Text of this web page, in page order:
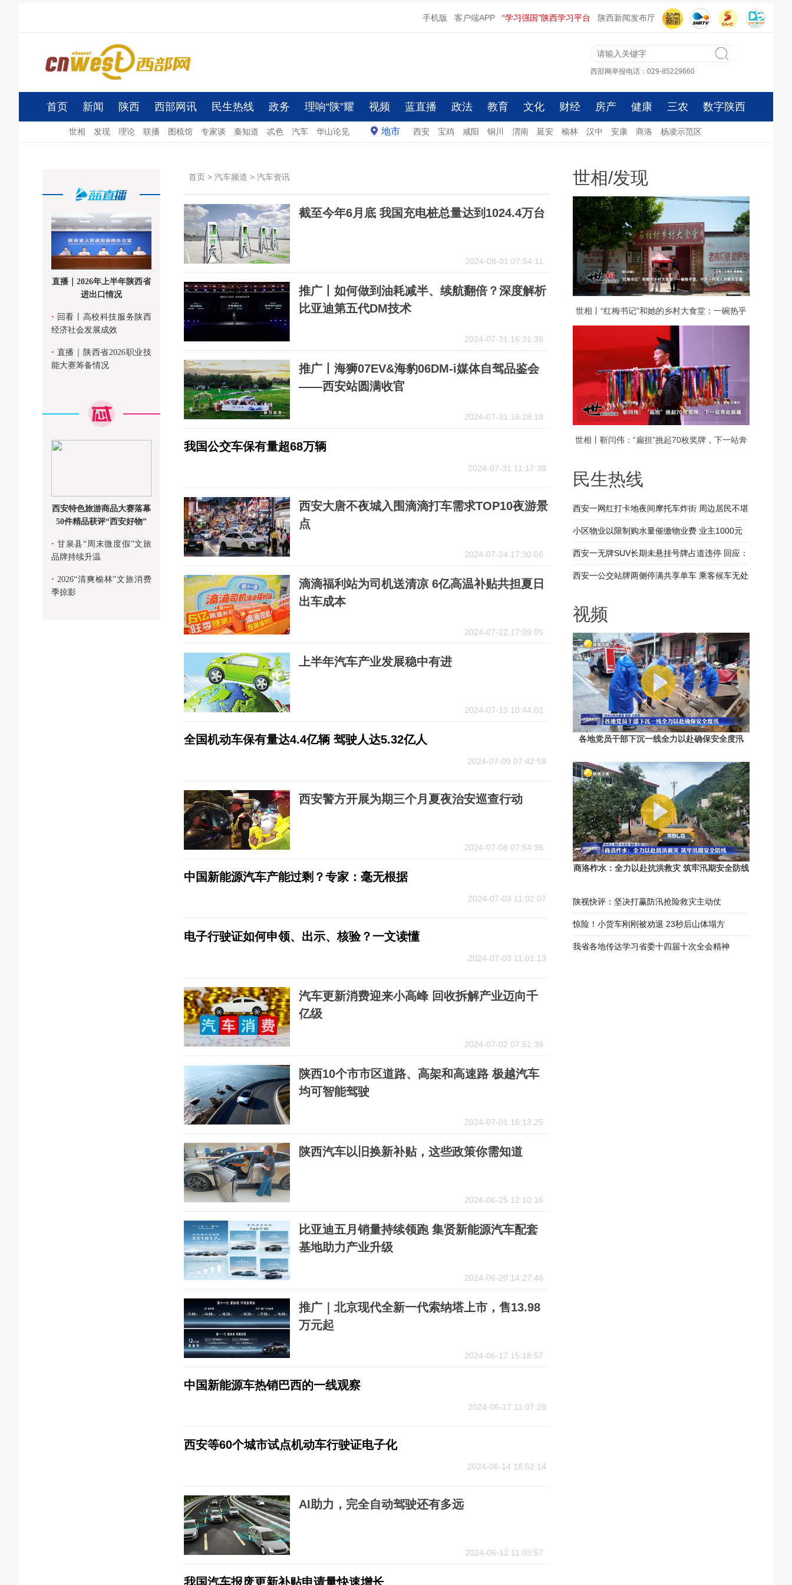
手机版 客户端APP “学习强国”陕西学习平台 陕西新闻发布厅
西部网举报电话：029-85229660
首页 新闻 陕西 西部网讯 民生热线 政务 理响“陕”耀 视频 蓝直播 政法 教育 文化 财经 房产 健康 三农 数字陕西
世相 发现 理论 联播 图梳馆 专家谈 秦知道 忒色 汽车 华山论见 地市 西安 宝鸡 咸阳 铜川 渭南 延安 榆林 汉中 安康 商洛 杨凌示范区
直播｜2026年上半年陕西省
进出口情况
·
回看丨高校科技服务陕西
经济社会发展成效
· 直播｜陕西省2026职业技
能大赛筹备情况
西安特色旅游商品大赛落幕
50件精品获评“西安好物”
· 甘泉县“周末微度假”文旅
品牌持续升温
· 2026“清爽榆林”文旅消费
季掠影
首页 > 汽车频道 > 汽车资讯
截至今年6月底 我国充电桩总量达到1024.4万台
2024-08-01 07:54:11
推广丨如何做到油耗减半、续航翻倍？深度解析
比亚迪第五代DM技术
2024-07-31 16:31:36
推广丨海狮07EV&海豹06DM-i媒体自驾品鉴会
——西安站圆满收官
2024-07-31 16:28:18
我国公交车保有量超68万辆
2024-07-31 11:17:38
西安大唐不夜城入围滴滴打车需求TOP10夜游景
点
2024-07-24 17:30:06
滴滴福利站为司机送清凉 6亿高温补贴共担夏日
出车成本
2024-07-22 17:09:05
上半年汽车产业发展稳中有进
2024-07-13 10:44:02
全国机动车保有量达4.4亿辆 驾驶人达5.32亿人
2024-07-09 07:42:58
西安警方开展为期三个月夏夜治安巡查行动
2024-07-08 07:54:36
中国新能源汽车产能过剩？专家：毫无根据
2024-07-03 11:02:07
电子行驶证如何申领、出示、核验？一文读懂
2024-07-03 11:01:13
汽车更新消费迎来小高峰 回收拆解产业迈向千
亿级
2024-07-02 07:51:39
陕西10个市市区道路、高架和高速路 极越汽车
均可智能驾驶
2024-07-01 16:13:25
陕西汽车以旧换新补贴，这些政策你需知道
2024-06-25 12:10:16
比亚迪五月销量持续领跑 集贤新能源汽车配套
基地助力产业升级
2024-06-20 14:27:46
推广｜北京现代全新一代索纳塔上市，售13.98
万元起
2024-06-17 15:18:57
中国新能源车热销巴西的一线观察
2024-06-17 11:07:28
西安等60个城市试点机动车行驶证电子化
2024-06-14 16:52:14
AI助力，完全自动驾驶还有多远
2024-06-12 11:03:57
我国汽车报废更新补贴申请量快速增长
世相/发现
世相丨“红梅书记”和她的乡村大食堂：一碗热乎
饭，守护一村老人的晚年安康
世相丨靳闫伟：“扁担”挑起70枚奖牌，下一站奔
民生热线
西安一网红打卡地夜间摩托车炸街 周边居民不堪
其扰 回应：将持续开展专项整治行动
小区物业以限制购水量催缴物业费 业主1000元
装修押金抵扣物业费 兴平市住建局：已责令物业
整改
西安一无牌SUV长期未悬挂号牌占道违停 回应：
驾驶人被记9分罚款200元
西安一公交站牌两侧停满共享单车 乘客候车无处
视频
各地党员干部下沉一线全力以赴确保安全度汛
商洛柞水：全力以赴抗洪救灾 筑牢汛期安全防线
陕视快评：坚决打赢防汛抢险救灾主动仗
惊险！小货车刚刚被劝退 23秒后山体塌方
我省各地传达学习省委十四届十次全会精神